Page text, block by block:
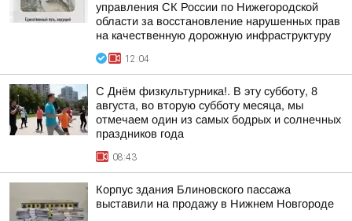
управления СК России по Нижегородской
области за восстановление нарушенных прав
на качественную дорожную инфраструктуру
12:04
С Днём физкультурника!. В эту субботу, 8
августа, во вторую субботу месяца, мы
отмечаем один из самых бодрых и солнечных
праздников года
08:43
Корпус здания Блиновского пассажа
выставили на продажу в Нижнем Новгороде